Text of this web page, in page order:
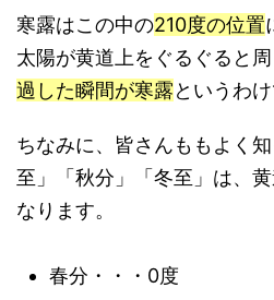
寒露はこの中の210度の位置
太陽が黄道上をぐるぐると周
過した瞬間が寒露というわけ
ちなみに、皆さんももよく
至」「秋分」「冬至」は、
なります。
春分・・・0度